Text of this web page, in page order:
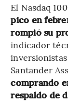
El Nasdaq
pico en
rompió su
indicador
Santander
comprando
respaldo de